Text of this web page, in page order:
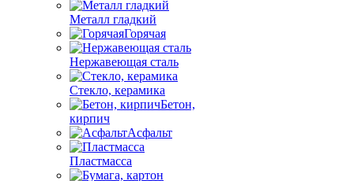
Металл гладкий
Горячая
Нержавеющая сталь
Стекло, керамика
Бетон,
кирпич
Асфальт
Пластмасса